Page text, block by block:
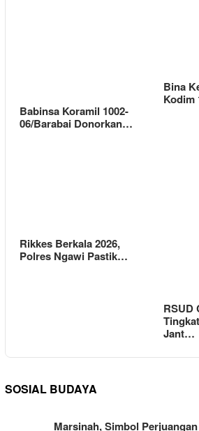
Babinsa Koramil 1002-
06/Barabai Donorkan…
Bina
Kodim
Rikkes Berkala 2026,
Polres Ngawi Pastik…
RSUD
Jant…
SOSIAL BUDAYA
Marsinah, Simbol